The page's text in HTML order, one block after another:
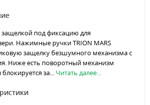
защелкой под фиксацию для
Нажимные ручки TRION MARS
защелку безшумного механизма с
Ниже есть поворотный механизм
за... Читать далее...